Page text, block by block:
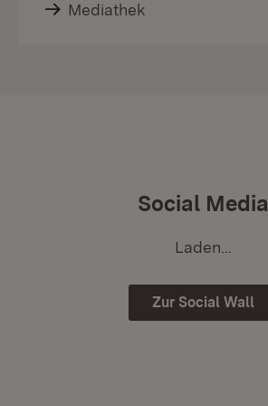
Mediathek
Social Media
Laden...
Zur Social Wall